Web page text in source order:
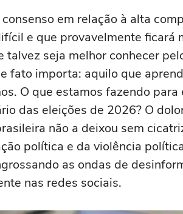
em relação à alta
e que provavelmente ficará
talvez seja melhor conhecer
fato importa: aquilo que
O que estamos fazendo
das eleições de 2026? O
não a deixou sem
política e da violência
as ondas de
nas redes sociais.